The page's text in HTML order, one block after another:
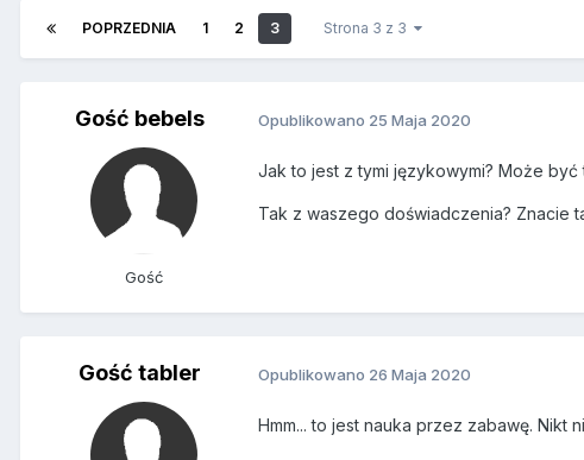
POPRZEDNIA 1 2 3 Strona 3 z 3
Gość bebels
Gość
Opublikowano 25 Maja 2020
Jak to jest z tymi językowymi? Może
Tak z waszego doświadczenia? Znacie
Gość tabler Opublikowano 26 Maja 2020
Hmm... to jest nauka przez zabawę.